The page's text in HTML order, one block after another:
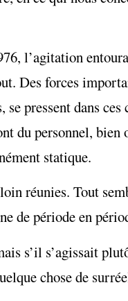
l’agitation
Des forces
pressent dans ces
du personnel,
statique.
réunies. Tout
de période en
s’il s’agissait
chose de